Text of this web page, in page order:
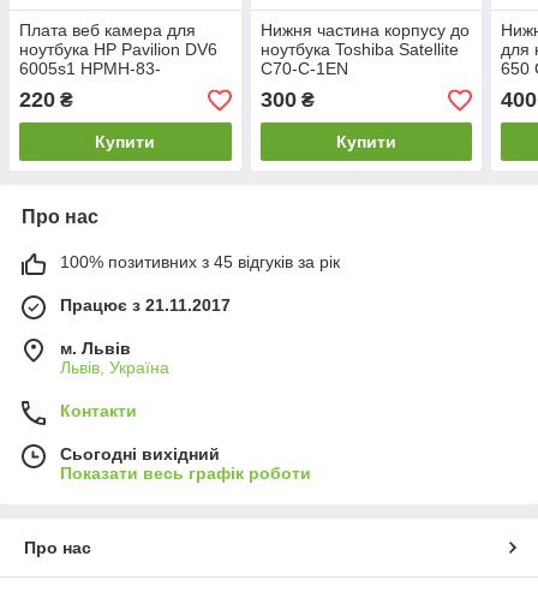
Плата веб камера для
ноутбука HP Pavilion DV6
6005s1 HPMH-83-
880000085G
220 ₴
Купити
Нижня частина корпусу до
ноутбука Toshiba Satellite
C70-C-1EN
300₴
Купити
для
650
400
Про нас
100% позитивних з 45 відгуків за рік
Працює з 21.11.2017
м. Львів
Львів, Україна
Контакти
Сьогодні вихідний
Показати весь графік роботи
Про нас